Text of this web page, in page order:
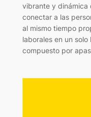
vibrante y dinámica
conectar a las
al mismo tiempo
laborales en un
compuesto por